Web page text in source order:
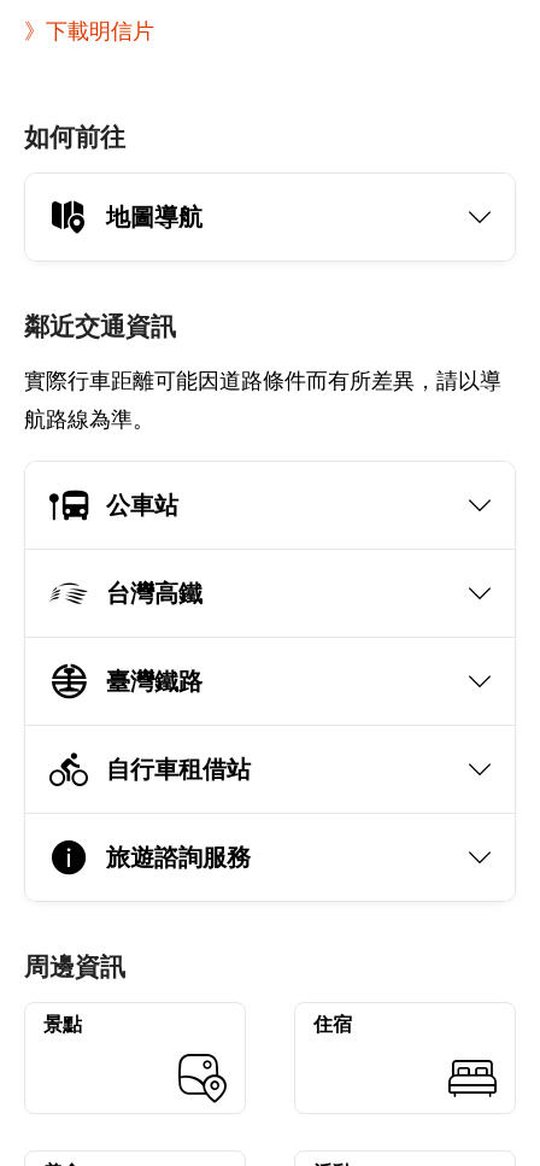
》下載明信片
如何前往
地圖導航
鄰近交通資訊
實際行車距離可能因道路條件而有所差異，請以導
航路線為準。
公車站
台灣高鐵
臺灣鐵路
自行車租借站
旅遊諮詢服務
周邊資訊
景點 住宿